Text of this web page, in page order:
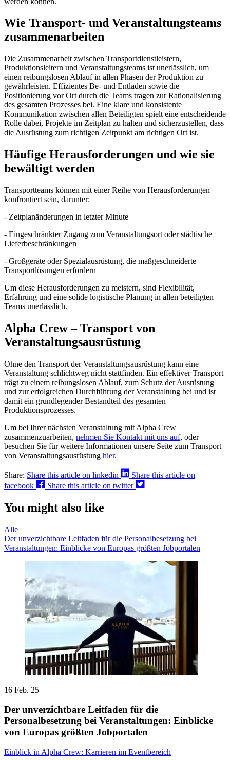
Wie Transport- und Veranstaltungsteams
zusammenarbeiten
Die Zusammenarbeit zwischen Transportdienstleistern,
Produktionsleitern und Veranstaltungsteams ist unerlässlich, um
einen reibungslosen Ablauf in allen Phasen der Produktion zu
gewährleisten. Effizientes Be- und Entladen sowie die
Positionierung vor Ort durch die Teams tragen zur Rationalisierung
des gesamten Prozesses bei. Eine klare und konsistente
Kommunikation zwischen allen Beteiligten spielt eine entscheidende
Rolle dabei, Projekte im Zeitplan zu halten und sicherzustellen, dass
die Ausrüstung zum richtigen Zeitpunkt am richtigen Ort ist.
Häufige Herausforderungen und wie sie
bewältigt werden
Transportteams können mit einer Reihe von Herausforderungen
konfrontiert sein, darunter:
- Zeitplanänderungen in letzter Minute
- Eingeschränkter Zugang zum Veranstaltungsort oder städtische
Lieferbeschränkungen
- Großgeräte oder Spezialausrüstung, die maßgeschneiderte
Transportlösungen erfordern
Um diese Herausforderungen zu meistern, sind Flexibilität,
Erfahrung und eine solide logistische Planung in allen beteiligten
Teams unerlässlich.
Alpha Crew – Transport von
Veranstaltungsausrüstung
Ohne den Transport der Veranstaltungsausrüstung kann eine
Veranstaltung schlichtweg nicht stattfinden. Ein effektiver Transport
trägt zu einem reibungslosen Ablauf, zum Schutz der Ausrüstung
und zur erfolgreichen Durchführung der Veranstaltung bei und ist
damit ein grundlegender Bestandteil des gesamten
Produktionsprozesses.
Um bei Ihrer nächsten Veranstaltung mit Alpha Crew
zusammenzuarbeiten, nehmen Sie Kontakt mit uns auf, oder
besuchen Sie für weitere Informationen unsere Seite zum Transport
von Veranstaltungsausrüstung hier.
Share: Share this article on linkedin
Share this article on
facebook
Share this article on twitter
You might also like
Alle
Der unverzichtbare Leitfaden für die Personalbesetzung bei
Veranstaltungen: Einblicke von Europas größten Jobportalen
16 Feb. 25
Der unverzichtbare Leitfaden für die
Personalbesetzung bei Veranstaltungen: Einblicke
von Europas größten Jobportalen
Einblick in Alpha Crew: Karrieren im Eventbereich